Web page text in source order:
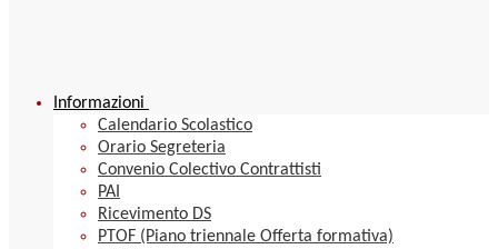
Informazioni
Calendario Scolastico
Orario Segreteria
Convenio Colectivo Contrattisti
PAI
Ricevimento DS
PTOF (Piano triennale Offerta formativa)